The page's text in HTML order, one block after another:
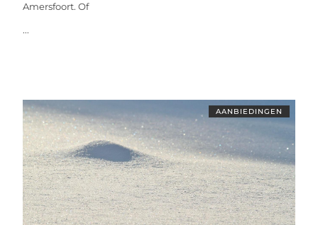
Amersfoort. Of
...
AANBIEDINGEN